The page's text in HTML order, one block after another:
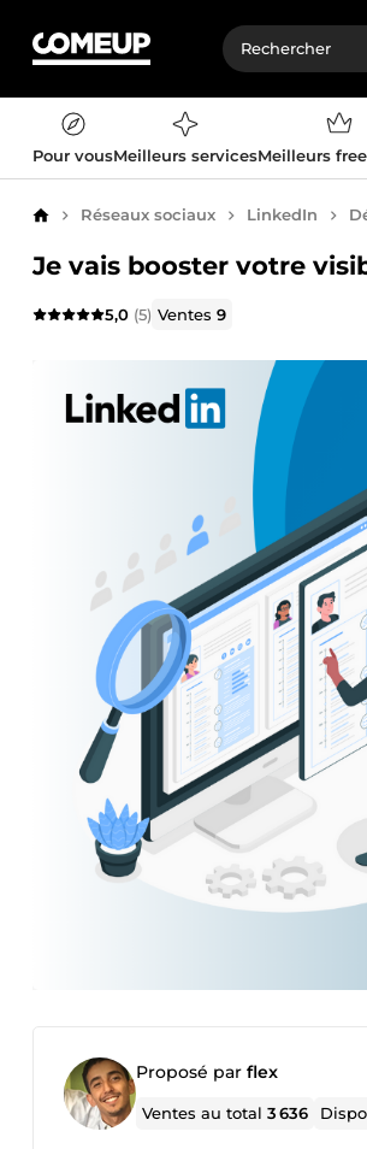
Pour vousMeilleurs servicesMeilleurs
AccueilRéseaux sociaux LinkedIn
Je vais booster votre
5,0 (5) Ventes9
Proposé par flex
Ventes au total3 636